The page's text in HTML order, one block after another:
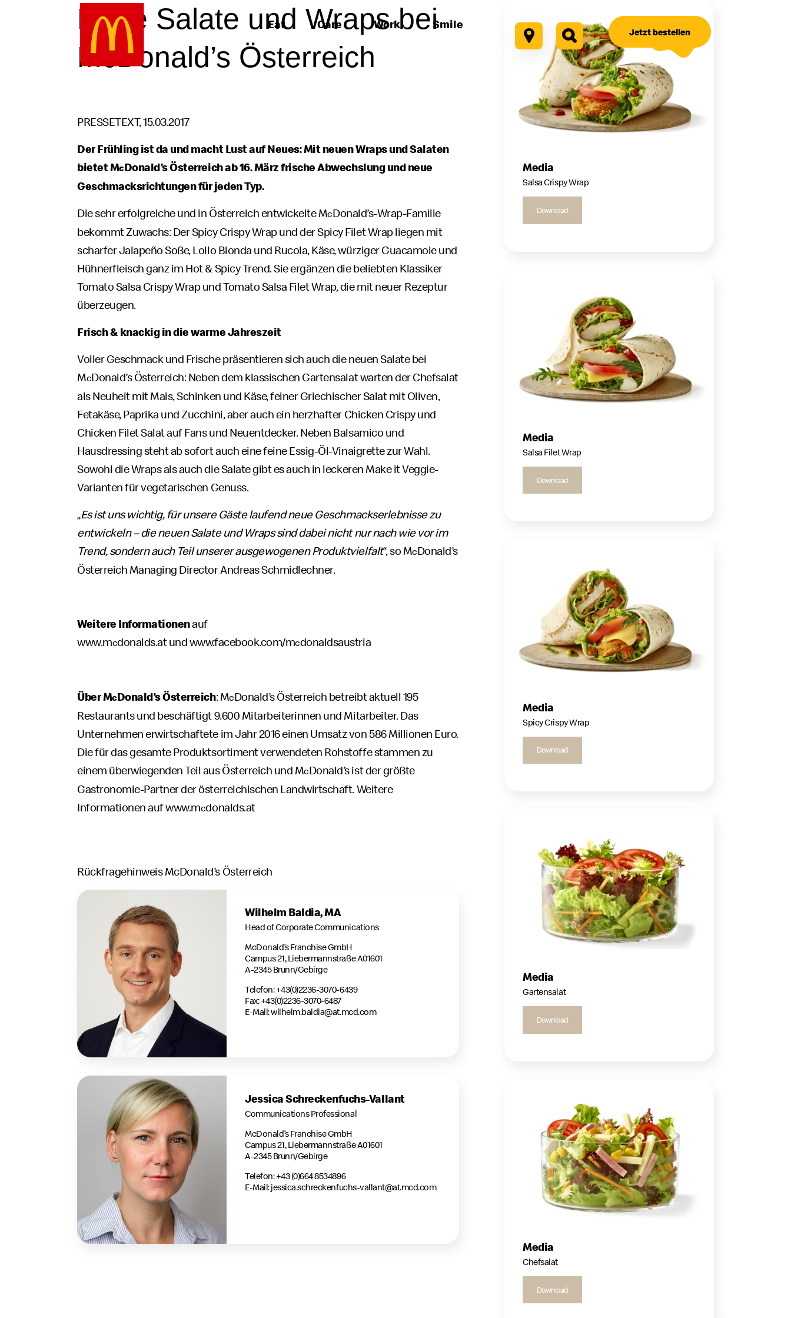
Google Recaptcha
Eat Care Work Smile
Jetzt bestellen
Neue Salate und Wraps bei
McDonald’s Österreich
PRESSETEXT, 15.03.2017
Der Frühling ist da und macht Lust auf Neues: Mit neuen Wraps und Salaten
bietet McDonald’s Österreich ab 16. März frische Abwechslung und neue
Geschmacksrichtungen für jeden Typ.
Die sehr erfolgreiche und in Österreich entwickelte McDonald’s-Wrap-Familie
bekommt Zuwachs: Der Spicy Crispy Wrap und der Spicy Filet Wrap liegen mit
scharfer Jalapeño Soße, Lollo Bionda und Rucola, Käse, würziger Guacamole und
Hühnerfleisch ganz im Hot & Spicy Trend. Sie ergänzen die beliebten Klassiker
Tomato Salsa Crispy Wrap und Tomato Salsa Filet Wrap, die mit neuer Rezeptur
überzeugen.
Frisch & knackig in die warme Jahreszeit
Voller Geschmack und Frische präsentieren sich auch die neuen Salate bei
McDonald’s Österreich: Neben dem klassischen Gartensalat warten der Chefsalat
als Neuheit mit Mais, Schinken und Käse, feiner Griechischer Salat mit Oliven,
Fetakäse, Paprika und Zucchini, aber auch ein herzhafter Chicken Crispy und
Chicken Filet Salat auf Fans und Neuentdecker. Neben Balsamico und
Hausdressing steht ab sofort auch eine feine Essig-Öl-Vinaigrette zur Wahl.
Sowohl die Wraps als auch die Salate gibt es auch in leckeren Make it Veggie-
Varianten für vegetarischen Genuss.
„Es ist uns wichtig, für unsere Gäste laufend neue Geschmackserlebnisse zu
entwickeln – die neuen Salate und Wraps sind dabei nicht nur nach wie vor im
Trend, sondern auch Teil unserer ausgewogenen Produktvielfalt“, so McDonald’s
Österreich Managing Director Andreas Schmidlechner.
Weitere Informationenauf
www.mcdonalds.atundwww.facebook.com/mcdonaldsaustria
Über McDonald’s Österreich: McDonald’s Österreich betreibt aktuell 195
Restaurants und beschäftigt 9.600 Mitarbeiterinnen und Mitarbeiter. Das
Unternehmen erwirtschaftete im Jahr 2016 einen Umsatz von 586 Millionen Euro.
Die für das gesamte Produktsortiment verwendeten Rohstoffe stammen zu
einem überwiegenden Teil aus Österreich und McDonald’s ist der größte
Gastronomie-Partner der österreichischen Landwirtschaft. Weitere
Informationen aufwww.mcdonalds.at
Rückfragehinweis McDonald’s Österreich
Wilhelm Baldia, MA
Head of Corporate Communications
McDonald’s Franchise GmbH
Campus 21, Liebermannstraße A01601
A-2345 Brunn/Gebirge
Telefon: +43(0)2236-3070-6439
Fax: +43(0)2236-3070-6487
E-Mail:wilhelm.baldia@at.mcd.com
Jessica Schreckenfuchs-Vallant
Communications Professional
McDonald’s Franchise GmbH
Campus 21, Liebermannstraße A01601
A-2345 Brunn/Gebirge
Telefon: +43 (0)664 8534896
E-Mail:jessica.schreckenfuchs-vallant@at.mcd.com
Media
Salsa Crispy Wrap
Download
Media
Salsa Filet Wrap
Download
Media
Spicy Crispy Wrap
Download
Media
Gartensalat
Download
Media
Chefsalat
Download